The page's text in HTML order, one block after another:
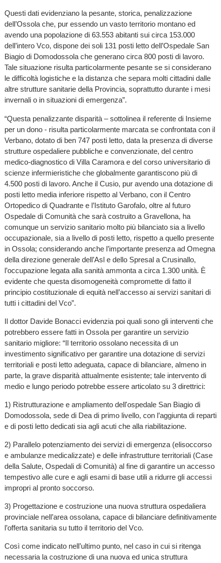
Questi dati evidenziano la pesante, storica, penalizzazione
dell’Ossola che, pur essendo un vasto territorio montano ed
avendo una popolazione di 63.553 abitanti sui circa 153.000
dell’intero Vco, dispone dei soli 131 posti letto dell’Ospedale San
Biagio di Domodossola che generano circa 800 posti di lavoro.
Tale situazione risulta particolarmente pesante se si considerano
le difficoltà logistiche e la distanza che separa molti cittadini dalle
altre strutture sanitarie della Provincia, soprattutto durante i mesi
invernali o in situazioni di emergenza”.
“Questa penalizzante disparità – sottolinea il referente di Insieme
per un dono - risulta particolarmente marcata se confrontata con il
Verbano, dotato di ben 747 posti letto, data la presenza di diverse
strutture ospedaliere pubbliche e convenzionate, del centro
medico-diagnostico di Villa Caramora e del corso universitario di
scienze infermieristiche che globalmente garantiscono più di
4.500 posti di lavoro. Anche il Cusio, pur avendo una dotazione di
posti letto media inferiore rispetto al Verbano, con il Centro
Ortopedico di Quadrante e l’Istituto Garofalo, oltre al futuro
Ospedale di Comunità che sarà costruito a Gravellona, ha
comunque un servizio sanitario molto più bilanciato sia a livello
occupazionale, sia a livello di posti letto, rispetto a quello presente
in Ossola; considerando anche l’importante presenza ad Omegna
della direzione generale dell’Asl e dello Spresal a Crusinallo,
l’occupazione legata alla sanità ammonta a circa 1.300 unità. È
evidente che questa disomogeneità compromette di fatto il
principio costituzionale di equità nell’accesso ai servizi sanitari di
tutti i cittadini del Vco”.
Il dottor Davide Bonacci evidenzia poi quali sono gli interventi che
potrebbero essere fatti in Ossola per garantire un servizio
sanitario migliore: “Il territorio ossolano necessita di un
investimento significativo per garantire una dotazione di servizi
territoriali e posti letto adeguata, capace di bilanciare, almeno in
parte, la grave disparità attualmente esistente; tale intervento di
medio e lungo periodo potrebbe essere articolato su 3 direttrici:
1) Ristrutturazione e ampliamento dell'ospedale San Biagio di
Domodossola, sede di Dea di primo livello, con l’aggiunta di reparti
e di posti letto dedicati sia agli acuti che alla riabilitazione.
2) Parallelo potenziamento dei servizi di emergenza (elisoccorso
e ambulanze medicalizzate) e delle infrastrutture territoriali (Case
della Salute, Ospedali di Comunità) al fine di garantire un accesso
tempestivo alle cure e agli esami di base utili a ridurre gli accessi
impropri al pronto soccorso.
3) Progettazione e costruzione una nuova struttura ospedaliera
provinciale nell’area ossolana, capace di bilanciare definitivamente
l’offerta sanitaria su tutto il territorio del Vco.
Così come indicato nell’ultimo punto, nel caso in cui si ritenga
necessaria la costruzione di una nuova ed unica struttura